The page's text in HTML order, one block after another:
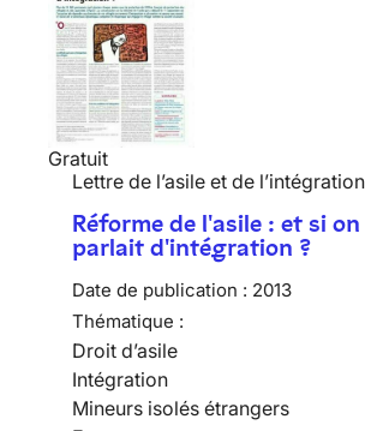
Gratuit
Lettre de l’asile et de l’intégration
Réforme de l'asile : et si on
parlait d'intégration ?
Date de publication : 2013
Thématique :
Droit d’asile
Intégration
Mineurs isolés étrangers